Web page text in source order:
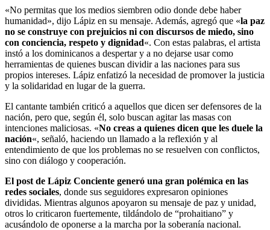
«No permitas que los medios siembren odio donde debe haber
humanidad», dijo Lápiz en su mensaje. Además, agregó que «la paz
no se construye con prejuicios ni con discursos de miedo, sino
con conciencia, respeto y dignidad«. Con estas palabras, el artista
instó a los dominicanos a despertar y a no dejarse usar como
herramientas de quienes buscan dividir a las naciones para sus
propios intereses. Lápiz enfatizó la necesidad de promover la justicia
y la solidaridad en lugar de la guerra.
El cantante también criticó a aquellos que dicen ser defensores de la
nación, pero que, según él, solo buscan agitar las masas con
intenciones maliciosas. «No creas a quienes dicen que les duele la
nación«, señaló, haciendo un llamado a la reflexión y al
entendimiento de que los problemas no se resuelven con conflictos,
sino con diálogo y cooperación.
El post de Lápiz Conciente generó una gran polémica en las
redes sociales, donde sus seguidores expresaron opiniones
divididas. Mientras algunos apoyaron su mensaje de paz y unidad,
otros lo criticaron fuertemente, tildándolo de “prohaitiano” y
acusándolo de oponerse a la marcha por la soberanía nacional.